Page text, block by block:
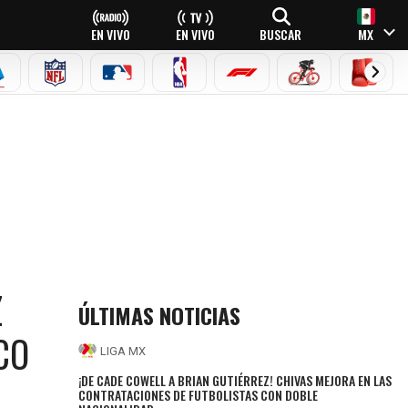
EN VIVO EN VIVO BUSCAR MX
A NFL MLB NBA FÓRMULA 1CICLISMOBOXEO
ÚLTIMAS NOTICIAS
LIGA MX
¡DE CADE COWELL A BRIAN GUTIÉRREZ! CHIVAS MEJORA EN LAS
CONTRATACIONES DE FUTBOLISTAS CON DOBLE